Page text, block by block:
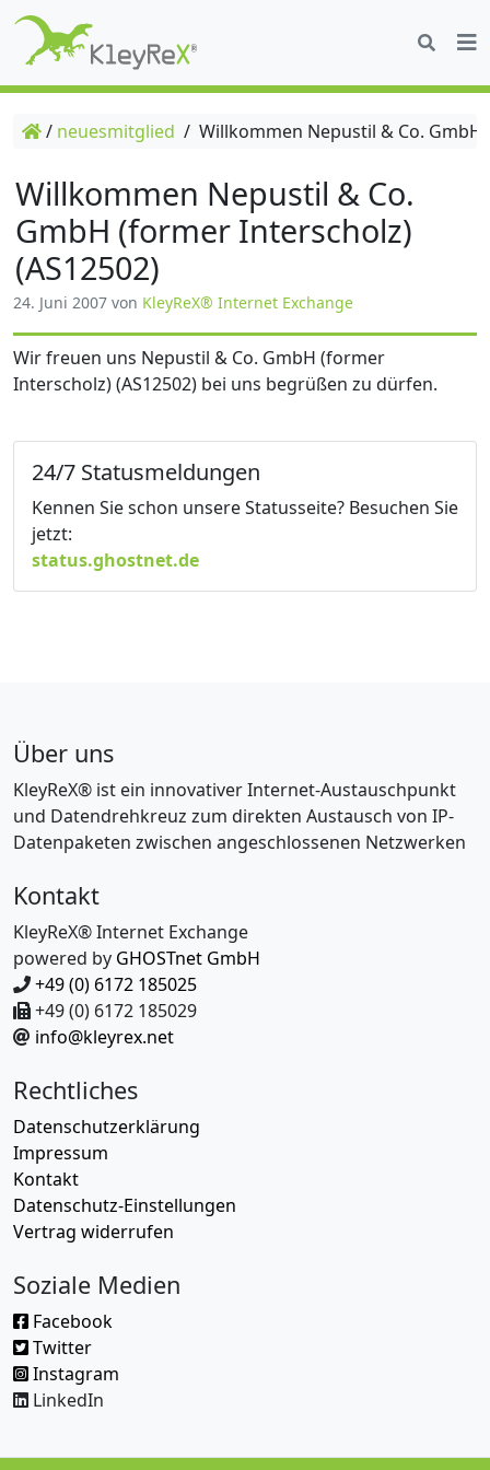
/ neuesmitglied / Willkommen Nepustil & Co.
Willkommen Nepustil & Co.
GmbH (former Interscholz)
(AS12502)
24. Juni 2007 von KleyReX® Internet Exchange
Wir freuen uns Nepustil & Co. GmbH (former
Interscholz) (AS12502) bei uns begrüßen zu dürfen.
24/7 Statusmeldungen
Kennen Sie schon unsere Statusseite? Besuchen Sie
jetzt:
status.ghostnet.de
Über uns
KleyReX® ist ein innovativer Internet-Austauschpunkt
und Datendrehkreuz zum direkten Austausch von IP-
Datenpaketen zwischen angeschlossenen Netzwerken
Kontakt
KleyReX® Internet Exchange
powered by GHOSTnet GmbH
+49 (0) 6172 185025
+49 (0) 6172 185029
info@kleyrex.net
Rechtliches
Datenschutzerklärung
Impressum
Kontakt
Datenschutz-Einstellungen
Vertrag widerrufen
Soziale Medien
Facebook
Twitter
Instagram
LinkedIn